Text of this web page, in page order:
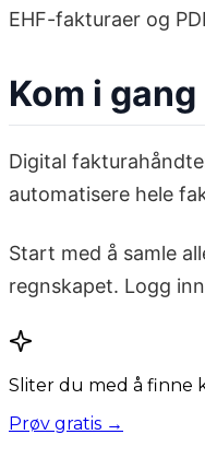
EHF-fakturaer og
Kom i
Digital
automatisere hele
Start med å samle
regnskapet. Logg
Sliter du med å finne
Prøv gratis →